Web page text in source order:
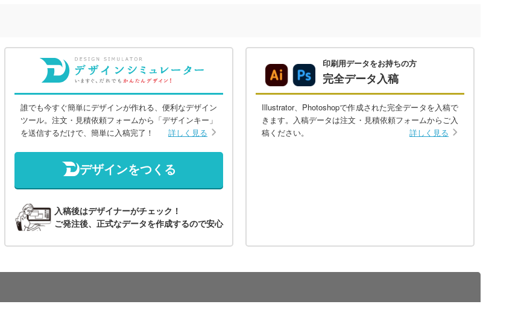
誰でも今すぐ簡単にデザインが作れる、便利なデザイン
ツール。注文・見積依頼フォームから「デザインキー」
を送信するだけで、簡単に入稿完了！
詳しく見る
デザインをつくる
入稿後はデザイナーがチェック！
ご発注後、正式なデータを作成するので安心
印刷用データをお持ちの方
完全データ入稿
Illustrator、Photoshopで作成された完全データを入稿で
きます。入稿データは注文・見積依頼フォームからご入
稿ください。
詳しく見る